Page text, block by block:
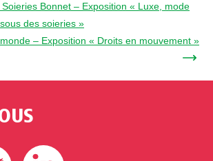
Bonnet – Exposition « Luxe, mode
des soieries »
– Exposition « Droits en mouvement »
→
Twitter